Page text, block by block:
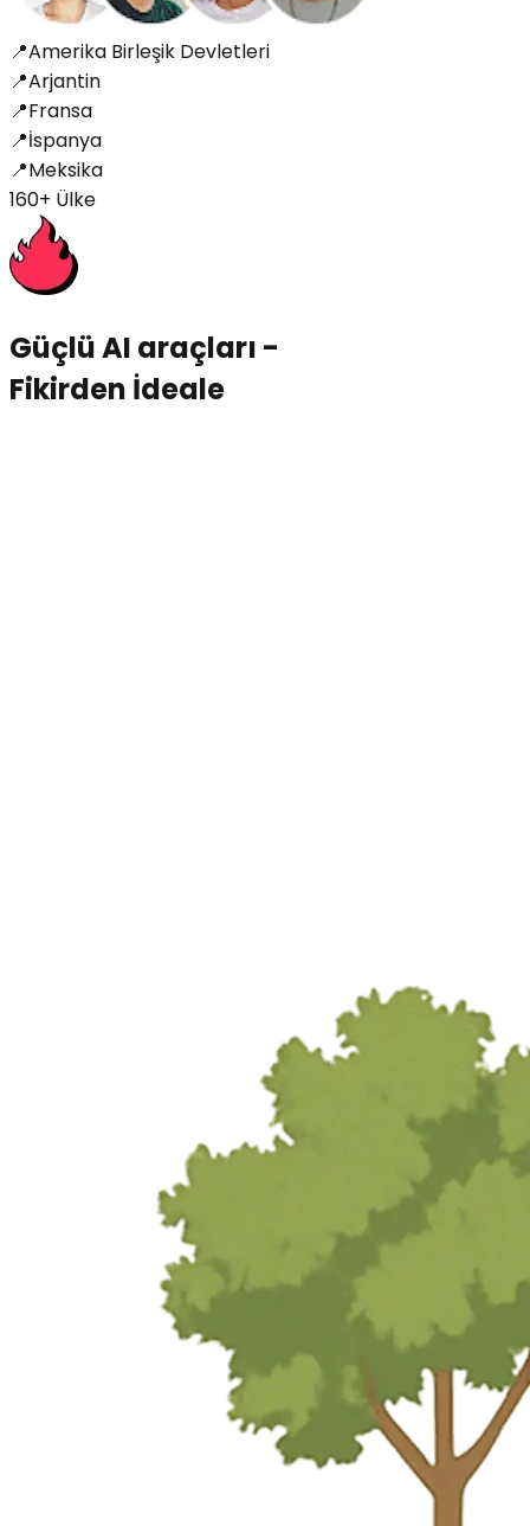
📍Amerika Birleşik Devletleri
📍Arjantin
📍Fransa
📍İspanya
📍Meksika
160+ Ülke
Güçlü AI araçları -
Fikirden İdeale